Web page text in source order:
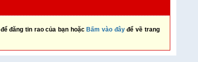
để đăng tin rao của bạn hoặc Bấm vào đâyđể về trang